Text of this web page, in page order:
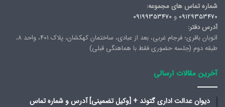
شماره تماس های مجموعه:
09129353470 و 09199353470
آدرس دفتر:
اتوبان باقری؛ فرجام غربی، بعد از عبادی، ساختمان کهکشان، پلاک ۴۰۱، واحد ۸،
طبقه دوم (جلسه حضوری فقط با هماهنگی قبلی)
آخرین مقالات ارسالی
دیوان عدالت اداری گتوند + [وکیل تضمینی] آدرس و شماره تماس